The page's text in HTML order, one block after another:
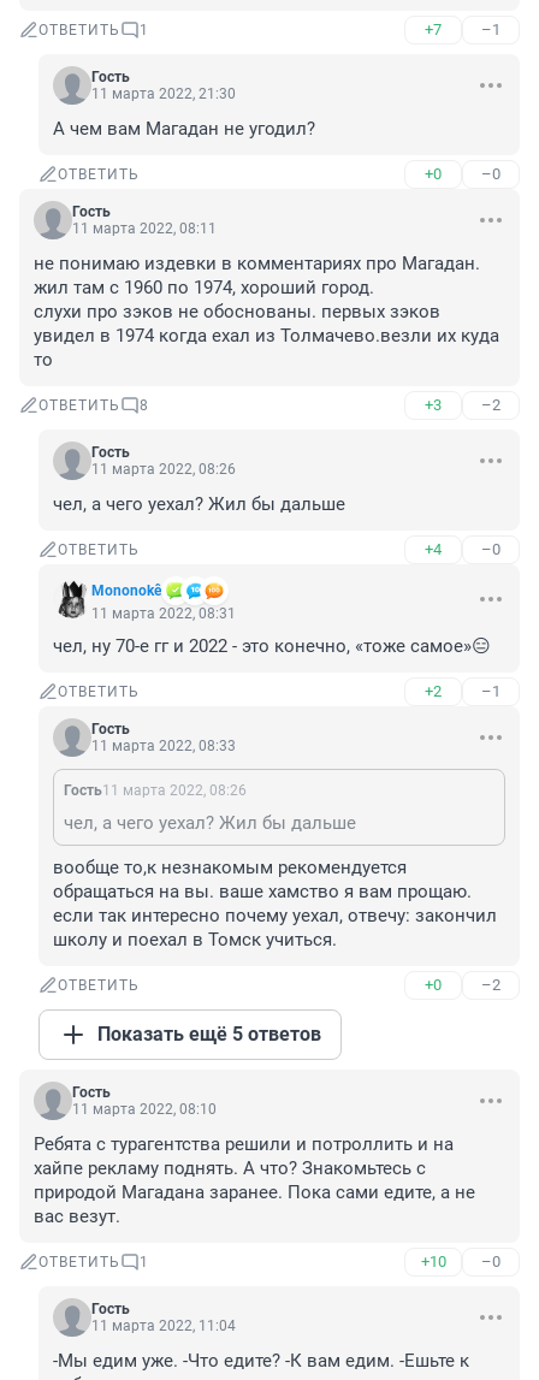
ОТВЕТИТЬ 1 +7 –1
Гость
11 марта 2022, 21:30
А чем вам Магадан не угодил?
ОТВЕТИТЬ +0 –0
Гость
11 марта 2022, 08:11
не понимаю издевки в комментариях про Магадан.
жил там с 1960 по 1974, хороший город.
слухи про зэков не обоснованы. первых зэков
увидел в 1974 когда ехал из Толмачево.везли их куда
то
ОТВЕТИТЬ 8 +3 –2
Гость
11 марта 2022, 08:26
чел, а чего уехал? Жил бы дальше
ОТВЕТИТЬ +4 –0
Mononokê
11 марта 2022, 08:31
чел, ну 70-е гг и 2022 - это конечно, «тоже самое»😑
ОТВЕТИТЬ +2 –1
Гость
11 марта 2022, 08:33
Гость11 марта 2022, 08:26
чел, а чего уехал? Жил бы дальше
вообще то,к незнакомым рекомендуется
обращаться на вы. ваше хамство я вам прощаю.
если так интересно почему уехал, отвечу: закончил
школу и поехал в Томск учиться.
ОТВЕТИТЬ +0 –2
Показать ещё 5 ответов
Гость
11 марта 2022, 08:10
Ребята с турагентства решили и потроллить и на
хайпе рекламу поднять. А что? Знакомьтесь с
природой Магадана заранее. Пока сами едите, а не
вас везут.
ОТВЕТИТЬ 1 +10 –0
Гость
11 марта 2022, 11:04
-Мы едим уже. -Что едите? -К вам едим. -Ешьте к